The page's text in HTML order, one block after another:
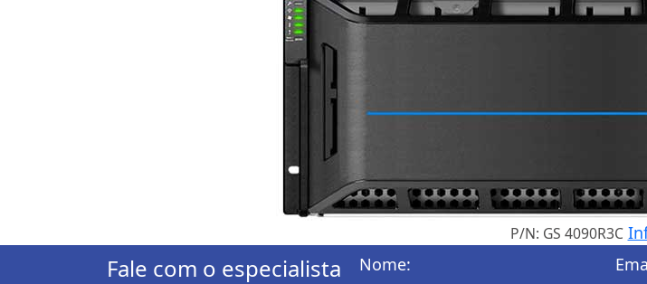
P/N: GS 4090R3C
Fale com o especialista
Nome: